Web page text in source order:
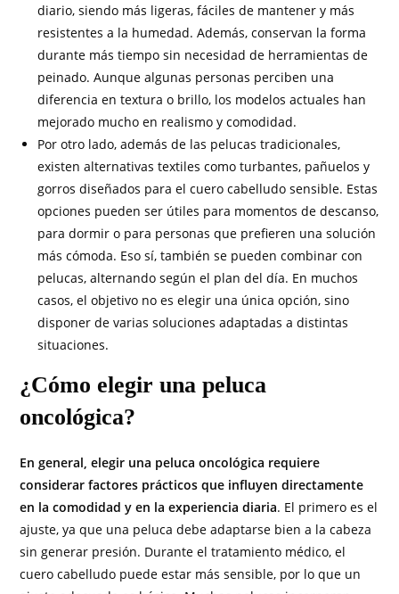
diario, siendo más ligeras, fáciles de mantener y más
resistentes a la humedad. Además, conservan la forma
durante más tiempo sin necesidad de herramientas de
peinado. Aunque algunas personas perciben una
diferencia en textura o brillo, los modelos actuales han
mejorado mucho en realismo y comodidad.
Por otro lado, además de las pelucas tradicionales,
existen alternativas textiles como turbantes, pañuelos y
gorros diseñados para el cuero cabelludo sensible. Estas
opciones pueden ser útiles para momentos de descanso,
para dormir o para personas que prefieren una solución
más cómoda. Eso sí, también se pueden combinar con
pelucas, alternando según el plan del día. En muchos
casos, el objetivo no es elegir una única opción, sino
disponer de varias soluciones adaptadas a distintas
situaciones.
¿Cómo elegir una peluca
oncológica?
En general, elegir una peluca oncológica requiere
considerar factores prácticos que influyen directamente
en la comodidad y en la experiencia diaria. El primero es el
ajuste, ya que una peluca debe adaptarse bien a la cabeza
sin generar presión. Durante el tratamiento médico, el
cuero cabelludo puede estar más sensible, por lo que un